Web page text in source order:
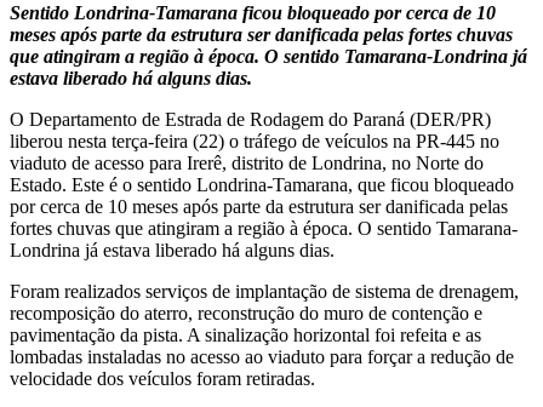
Sentido Londrina-Tamarana ficou bloqueado por cerca de 10
meses após parte da estrutura ser danificada pelas fortes chuvas
que atingiram a região à época. O sentido Tamarana-Londrina já
estava liberado há alguns dias.
O Departamento de Estrada de Rodagem do Paraná (DER/PR)
liberou nesta terça-feira (22) o tráfego de veículos na PR-445 no
viaduto de acesso para Irerê, distrito de Londrina, no Norte do
Estado. Este é o sentido Londrina-Tamarana, que ficou bloqueado
por cerca de 10 meses após parte da estrutura ser danificada pelas
fortes chuvas que atingiram a região à época. O sentido Tamarana-
Londrina já estava liberado há alguns dias.
Foram realizados serviços de implantação de sistema de drenagem,
recomposição do aterro, reconstrução do muro de contenção e
pavimentação da pista. A sinalização horizontal foi refeita e as
lombadas instaladas no acesso ao viaduto para forçar a redução de
velocidade dos veículos foram retiradas.